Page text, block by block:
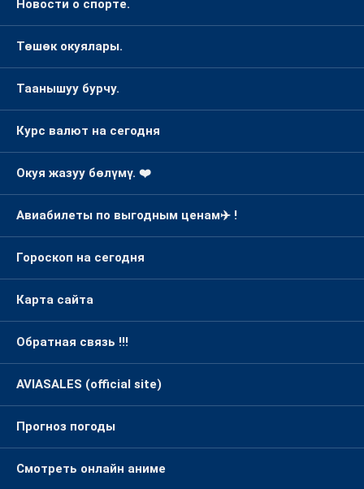
Новости о спорте.
Төшөк окуялары.
Таанышуу бурчу.
Курс валют на сегодня
Окуя жазуу бөлүмү. ❤️
Авиабилеты по выгодным ценам✈️ !
Гороскоп на сегодня
Карта сайта
Обратная связь !!!
AVIASALES (official site)
Прогноз погоды
Смотреть онлайн аниме